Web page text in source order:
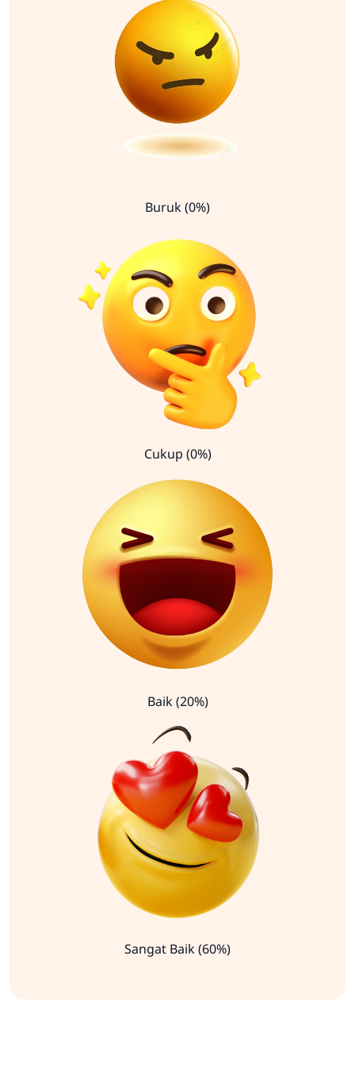
Buruk (0%)
Cukup (0%)
Baik (20%)
Sangat Baik (60%)